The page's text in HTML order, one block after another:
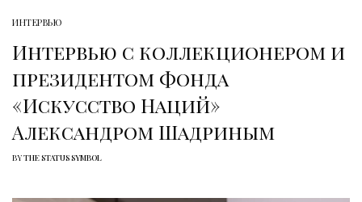
ИНТЕРВЬЮ
Интервью с коллекционером и
президентом Фонда
«Искусство Наций»
Александром Шадриным
BYTHE STATUS SYMBOL